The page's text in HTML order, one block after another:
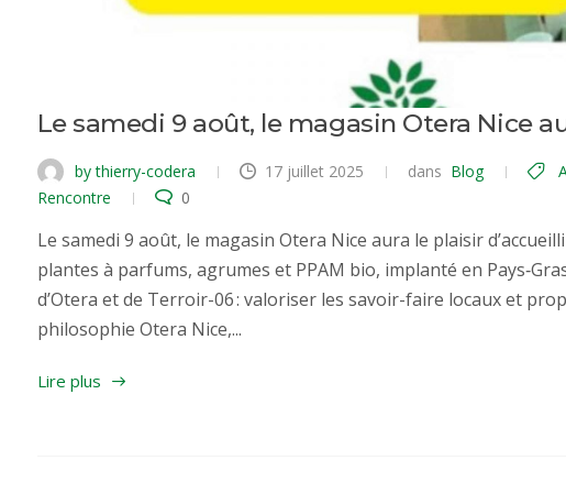
Le samedi 9 août, le magasin Otera Nice
by thierry-codera 17 juillet 2025 dans Blog
Rencontre
0
Le samedi 9 août, le magasin Otera Nice aura le plaisir
plantes à parfums, agrumes et PPAM bio, implanté en
d’Otera et de Terroir-06 : valoriser les savoir-faire locaux et
philosophie Otera Nice,...
Lire plus